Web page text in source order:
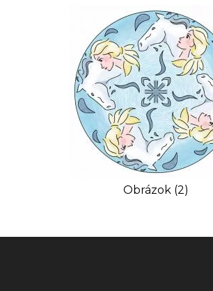
Obrázok (2)